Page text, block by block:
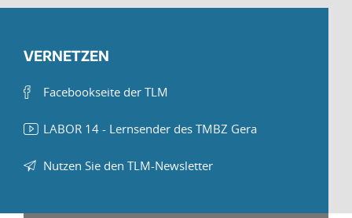
VERNETZEN
Facebookseite der TLM
LABOR 14 - Lernsender des TMBZ Gera
Nutzen Sie den TLM-Newsletter